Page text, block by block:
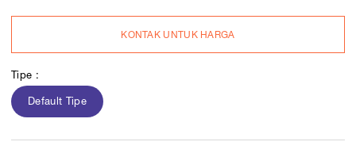
KONTAK UNTUK HARGA
Tipe :
Default Tipe